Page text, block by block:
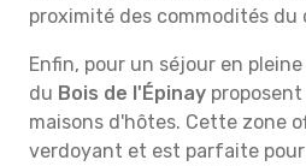
proximité des commodités du
Enfin, pour un séjour en
du Bois de l'Épinay
maisons d'hôtes. Cette zone
verdoyant et est parfaite